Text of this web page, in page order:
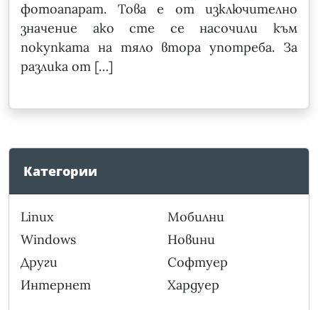
фотоапарат. Това е от изключително
значение ако сте се насочили към
покупката на тяло втора употреба. За
разлика от […]
Категории
Linux
Windows
Други
Интернет
Мобилни
Новини
Софтуер
Хардуер